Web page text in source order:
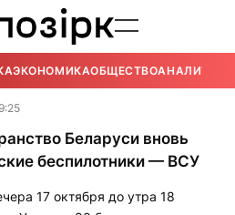
ЭКОНОМИКАОБЩЕСТВОАНАЛИТИКА
Беларуси вновь
беспилотники — ВСУ
17 октября до утра 18